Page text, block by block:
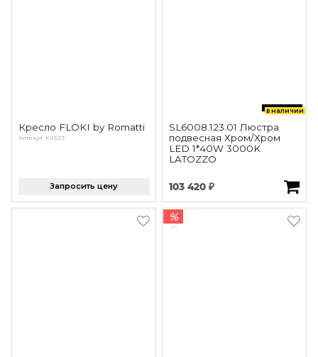
Кресло FLOKI by Romatti
Артикул: KK5213
Запросить цену
в наличии
SL6008.123.01 Люстра
подвесная Хром/Хром
LED 1*40W 3000K
LATOZZO
103 420 ₽
%